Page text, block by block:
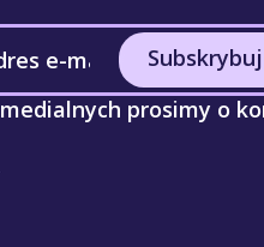
Subskrybuj
prosimy o